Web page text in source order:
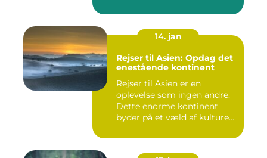
14. jan
Rejser til Asien: Opdag det
enestående kontinent
Rejser til Asien er en
oplevelse som ingen andre.
Dette enorme kontinent
byder på et væld af kulture...